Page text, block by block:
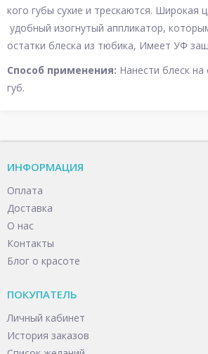
кого губы сухие и трескаются. Широкая
удобный изогнутый аппликатор,
остатки блеска из тюбика, Имеет УФ
Способ применения: Нанести блеск
губ.
ИНФОРМАЦИЯ
Оплата
Доставка
О нас
Контакты
Блог о красоте
ПОКУПАТЕЛЬ
Личный кабинет
История заказов